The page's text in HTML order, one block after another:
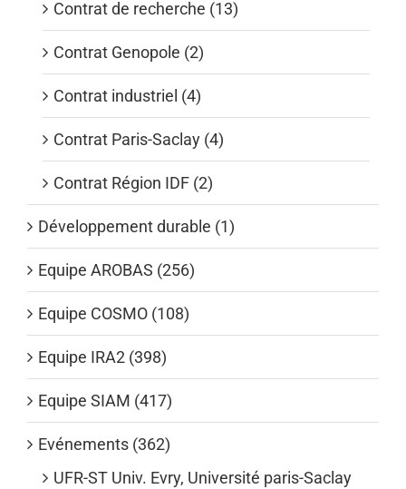
Contrat de recherche (13)
Contrat Genopole (2)
Contrat industriel (4)
Contrat Paris-Saclay (4)
Contrat Région IDF (2)
Développement durable (1)
Equipe AROBAS (256)
Equipe COSMO (108)
Equipe IRA2 (398)
Equipe SIAM (417)
Evénements (362)
UFR-ST Univ. Evry, Université paris-Saclay